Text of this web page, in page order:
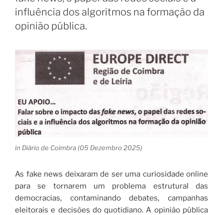
influência dos algoritmos na formação da
opinião pública.
in Diário de Coimbra (05 Dezembro 2025)
As fake news deixaram de ser uma curiosidade online
para se tornarem um problema estrutural das
democracias, contaminando debates, campanhas
eleitorais e decisões do quotidiano. A opinião pública